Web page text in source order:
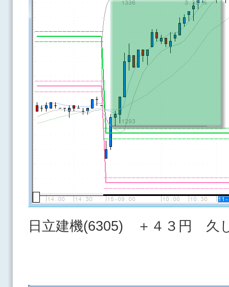
日立建機(6305) ＋４３円 久